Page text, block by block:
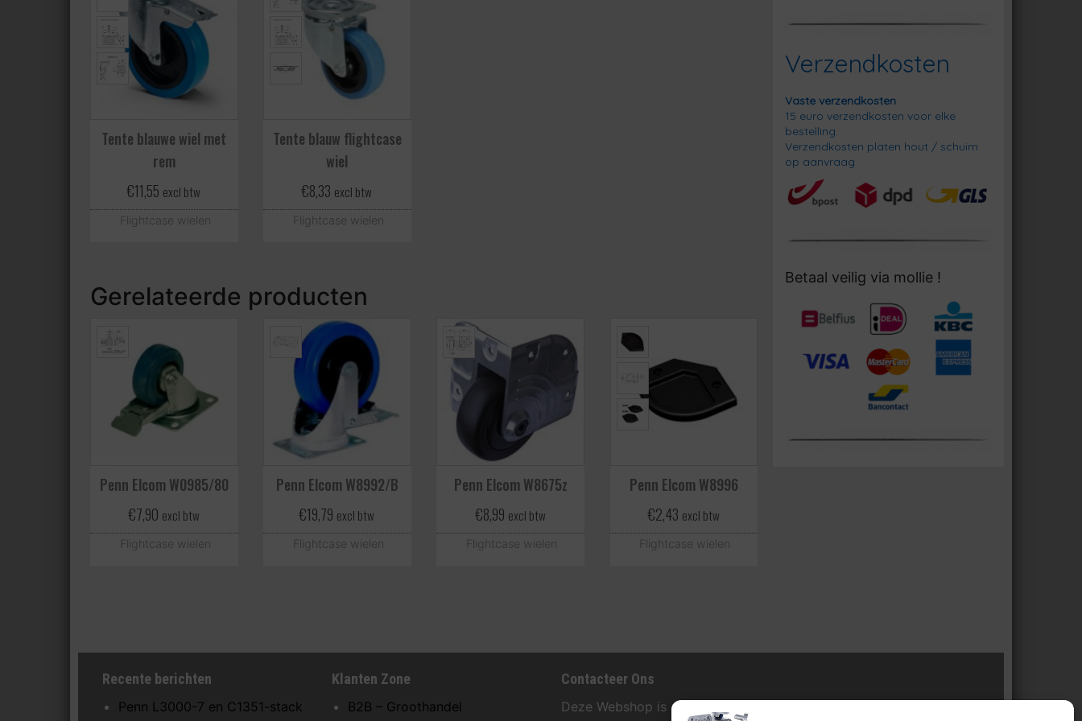
Tente blauwe wiel met
rem
€11,55 excl btw
Flightcase wielen
Tente blauw flightcase
wiel
€8,33 excl btw
Flightcase wielen
Gerelateerde producten
Penn Elcom W0985/80
€7,90 excl btw
Flightcase wielen
Penn Elcom W8992/B
€19,79 excl btw
Flightcase wielen
Penn Elcom W8675z
€8,99 excl btw
Flightcase wielen
Penn Elcom W8996
€2,43 excl btw
Flightcase wielen
Verzendkosten
Vaste verzendkosten
15 euro verzendkosten voor elke
bestelling.
Verzendkosten platen hout / schuim
op aanvraag
Betaal veilig via mollie !
Recente berichten
Penn L3000-7 en C1351-stack
Klanten Zone
B2B – Groothandel
Contacteer Ons
Deze Webshop is onderdeel van: